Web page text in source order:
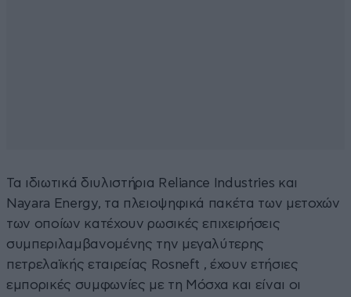
Τα ιδιωτικά διυλιστήρια Reliance Industries και
Nayara Energy, τα πλειοψηφικά πακέτα των μετοχών
των οποίων κατέχουν ρωσικές επιχειρήσεις
συμπεριλαμβανομένης την μεγαλύτερης
πετρελαϊκής εταιρείας Rosneft , έχουν ετήσιες
εμπορικές συμφωνίες με τη Μόσχα και είναι οι